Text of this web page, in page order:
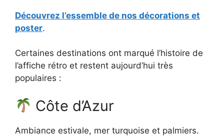
Découvrez l’essemble de nos décorations et
poster.
Certaines destinations ont marqué l’histoire de
l’affiche rétro et restent aujourd’hui très
populaires :
Côte d’Azur
Ambiance estivale, mer turquoise et palmiers.